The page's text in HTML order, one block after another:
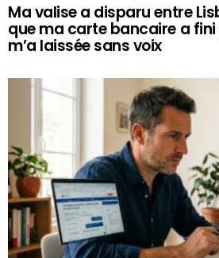
Ma valise a disparu entre
que ma carte bancaire a
m’a laissée sans voix